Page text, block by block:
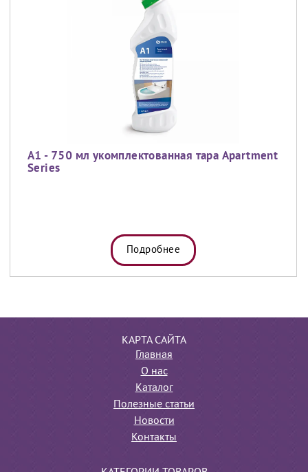
A1 - 750 мл укомплектованная тара Apartment
Series
Подробнее
КАРТА САЙТА
Главная
О нас
Каталог
Полезные статьи
Новости
Контакты